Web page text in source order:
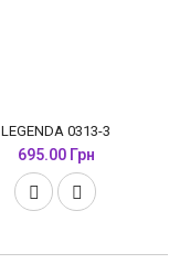
LEGENDA 0313-3
695.00 Грн